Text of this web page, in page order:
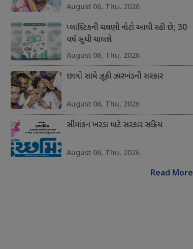
August 06, Thu, 2026
પ્લાસ્ટિકની ચલણી નોટો આવી રહી છે; 30
વર્ષ સુધી ચાલશે
August 06, Thu, 2026
છાત્રો સામે ઝૂકી ઝારખંડની સરકાર
August 06, Thu, 2026
સીમાંકન ખરડા માટે સરકાર સક્રિય
August 06, Thu, 2026
Read More